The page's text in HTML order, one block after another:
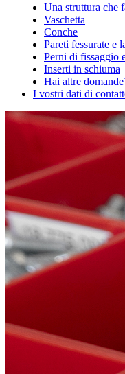
Una struttura che
Vaschetta
Conche
Pareti fessurate e
Perni di fissaggio
Inserti in schiuma
Hai altre
I vostri dati di